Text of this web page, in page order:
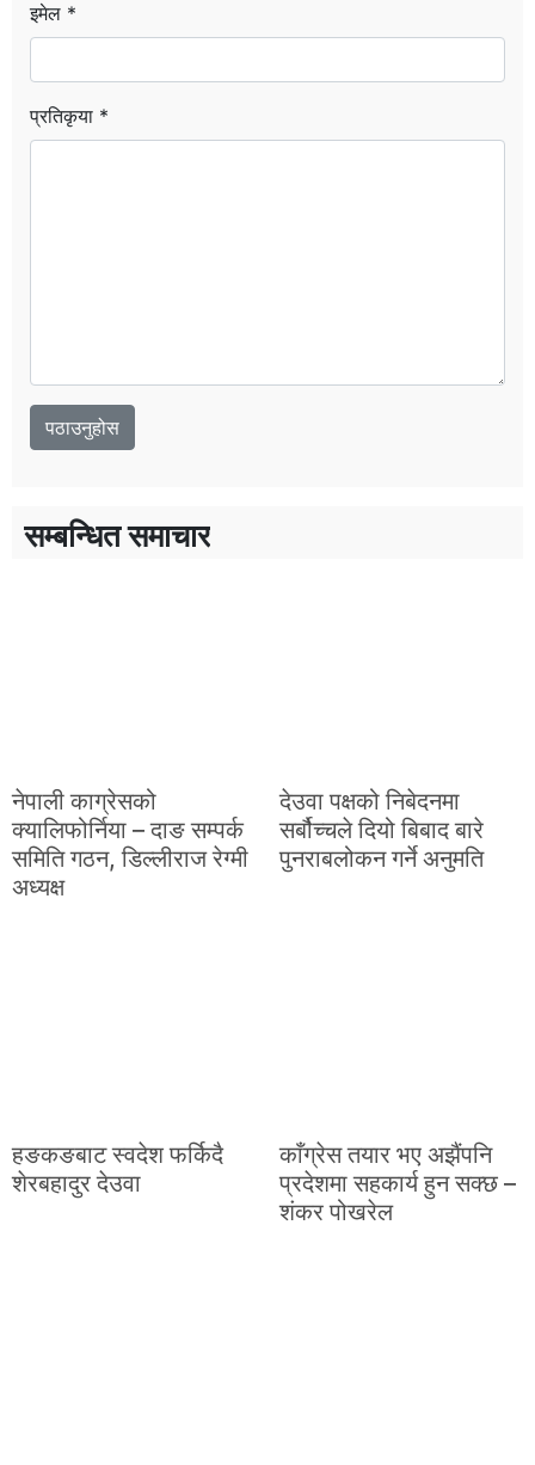
इमेल *
प्रतिकृया *
सम्बन्धित समाचार
नेपाली काग्रेसको
क्यालिफोर्निया – दाङ सम्पर्क
समिति गठन, डिल्लीराज रेग्मी
अध्यक्ष
देउवा पक्षको निबेदनमा
सर्बौच्चले दियो बिबाद बारे
पुनराबलोकन गर्ने अनुमति
हङकङबाट स्वदेश फर्किदै
शेरबहादुर देउवा
काँग्रेस तयार भए अझैंपनि
प्रदेशमा सहकार्य हुन सक्छ –
शंकर पोखरेल